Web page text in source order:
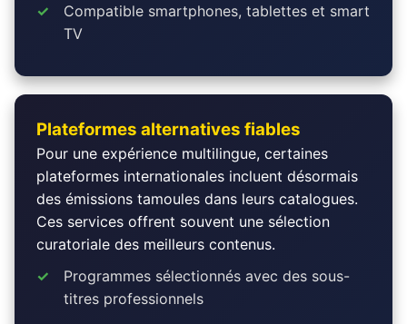
Compatible smartphones, tablettes et smart
TV
Plateformes alternatives fiables
Pour une expérience multilingue, certaines
plateformes internationales incluent désormais
des émissions tamoules dans leurs catalogues.
Ces services offrent souvent une sélection
curatoriale des meilleurs contenus.
Programmes sélectionnés avec des sous-
titres professionnels